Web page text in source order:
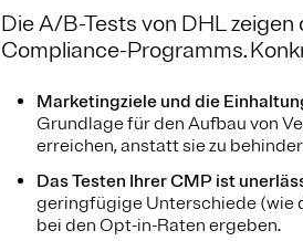
Die A/B-Tests von DHL
Compliance-Programms.
Marketingziele und die
Grundlage für den Aufbau von
erreichen, anstatt sie zu
Das Testen Ihrer CMP ist
geringfügige Unterschiede (wie
bei den Opt-in-Raten ergeben.